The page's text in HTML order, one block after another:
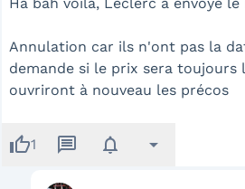
Ha bah voilà, Leclerc a envoyé
Annulation car ils n'ont pas la
demande si le prix sera toujours
ouvriront à nouveau les précos
thumb_up1 message notifications arrow_drop_down